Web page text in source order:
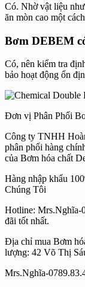
Có. Nhờ vật liệu như
ăn mòn cao một
Bơm DEBEM
Có, nên kiểm tra
bảo hoạt động ổn
Đơn vị Phân Phối
Công ty TNHH
phân phối hàng
của Bơm hóa chất
Hàng nhập khẩu
Chúng Tôi
Hotline: Mrs.Nghĩa-
đãi tốt nhất.
Địa chỉ mua Bơm
lượng: 42 Võ Thị
Mrs.Nghĩa-